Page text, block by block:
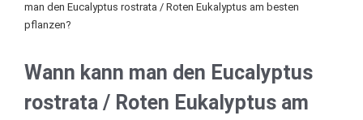
man den Eucalyptus rostrata / Roten Eukalyptus am besten
pflanzen?
Wann kann man den Eucalyptus
rostrata / Roten Eukalyptus am